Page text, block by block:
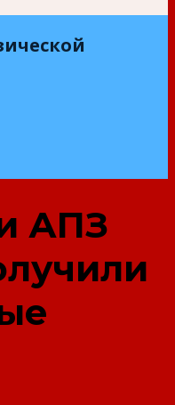
АПЗ